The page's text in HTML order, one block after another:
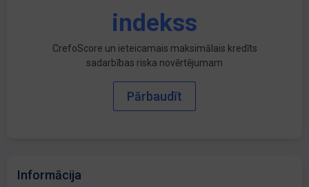
indekss
CrefoScore un ieteicamais maksimālais kredīts
sadarbības riska novērtējumam
Pārbaudīt
Informācija